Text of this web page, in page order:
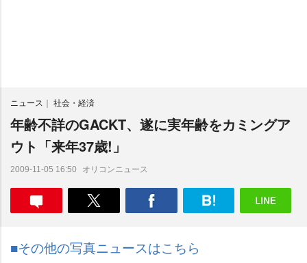
ニュース 社会・経済
年齢不詳のGACKT、遂に実年齢をカミングア
ウト「来年37歳!」
2009-11-05 16:50 オリコンニュース
■その他の写真ニュースはこちら